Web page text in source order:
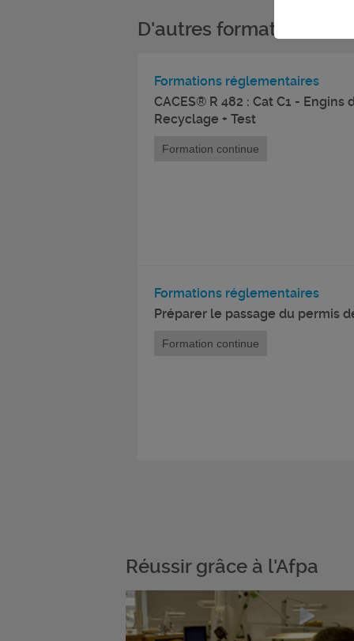
D'autres formations
Formations réglementaires
CACES® R 482 : Cat C1 -
Recyclage + Test
Formation continue
Formations réglementaires
Préparer le passage du permis
Formation continue
Réussir grâce à l'Afpa